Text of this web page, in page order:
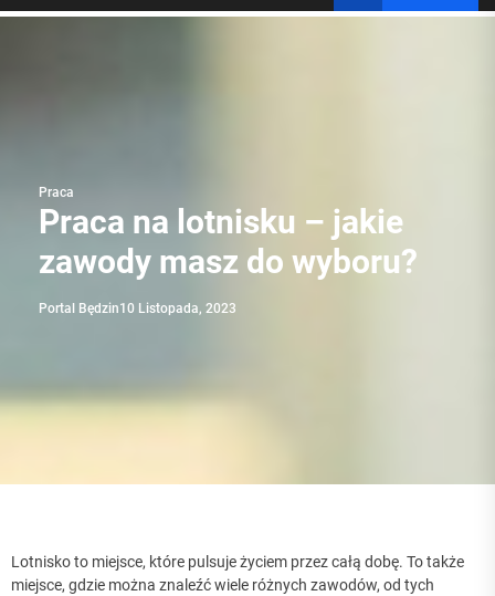
Praca
Praca na lotnisku – jakie
zawody masz do wyboru?
Portal Będzin10 Listopada, 2023
Lotnisko to miejsce, które pulsuje życiem przez całą dobę. To także
miejsce, gdzie można znaleźć wiele różnych zawodów, od tych